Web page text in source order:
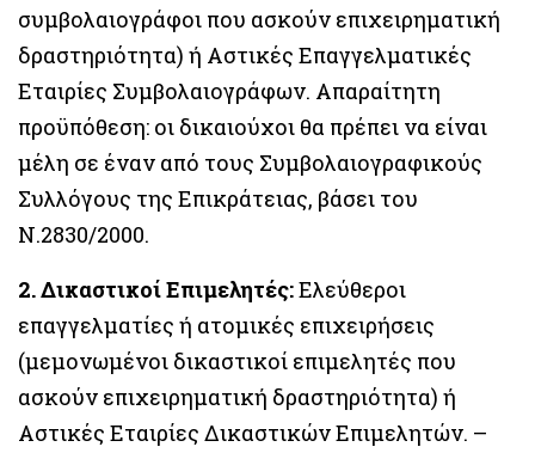
συμβολαιογράφοι που ασκούν επιχειρηματική
δραστηριότητα) ή Αστικές Επαγγελματικές
Εταιρίες Συμβολαιογράφων. Απαραίτητη
προϋπόθεση: οι δικαιούχοι θα πρέπει να είναι
μέλη σε έναν από τους Συμβολαιογραφικούς
Συλλόγους της Επικράτειας, βάσει του
Ν.2830/2000.
2. Δικαστικοί Επιμελητές:Ελεύθεροι
επαγγελματίες ή ατομικές επιχειρήσεις
(μεμονωμένοι δικαστικοί επιμελητές που
ασκούν επιχειρηματική δραστηριότητα) ή
Αστικές Εταιρίες Δικαστικών Επιμελητών. –